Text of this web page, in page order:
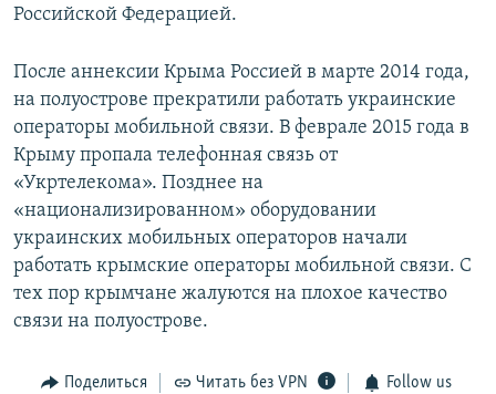
Российской Федерацией.
После аннексии Крыма Россией в марте 2014 года,
на полуострове прекратили работать украинские
операторы мобильной связи. В феврале 2015 года в
Крыму пропала телефонная связь от
«Укртелекома». Позднее на
«национализированном» оборудовании
украинских мобильных операторов начали
работать крымские операторы мобильной связи. С
тех пор крымчане жалуются на плохое качество
связи на полуострове.
Поделиться Читать без VPN Follow us